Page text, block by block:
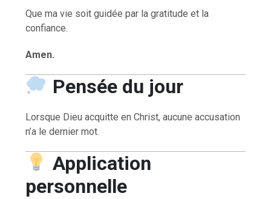
Que ma vie soit guidée par la gratitude et la
confiance.
Amen.
Pensée du jour
Lorsque Dieu acquitte en Christ, aucune accusation
n’a le dernier mot.
Application
personnelle